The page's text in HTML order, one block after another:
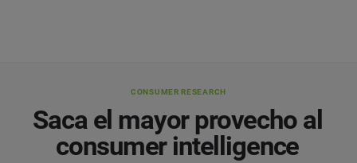
CONSUMER RESEARCH
Saca el mayor provecho al
consumer intelligence